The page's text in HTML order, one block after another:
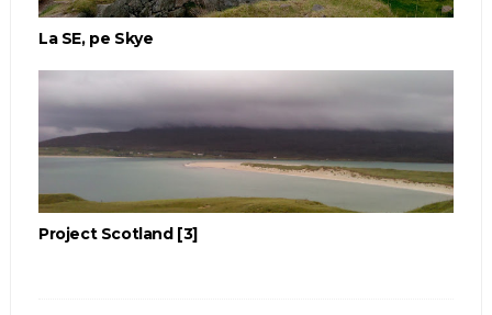
La SE, pe Skye
Project Scotland [3]